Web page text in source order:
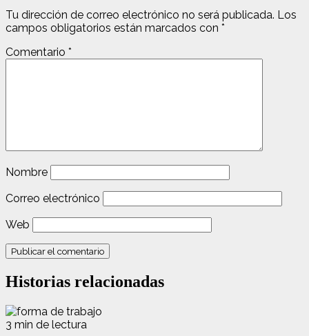
Tu dirección de correo electrónico no será publicada. Los
campos obligatorios están marcados con *
Comentario *
Nombre
Correo electrónico
Web
Historias relacionadas
3 min de lectura